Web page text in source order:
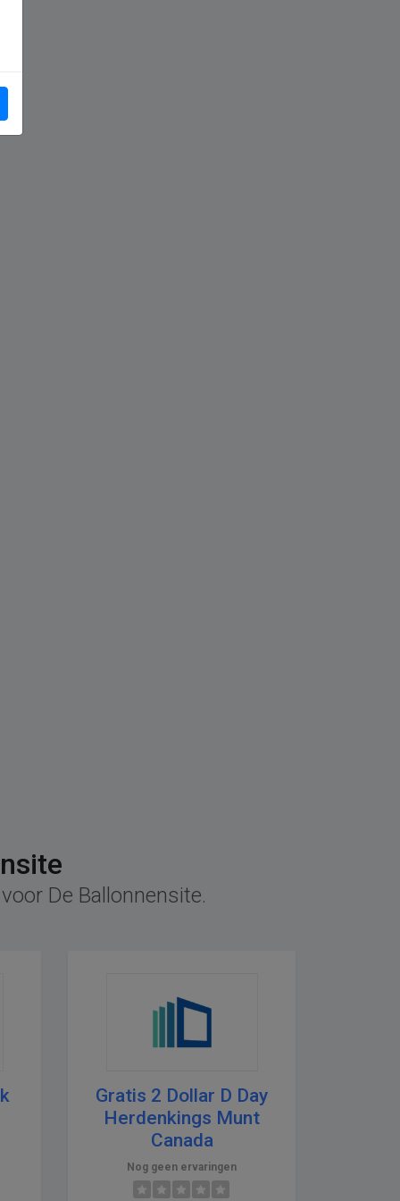
De Ballonnensite.
Gratis 2 Dollar D Day
Herdenkings Munt
Canada
Nog geen ervaringen